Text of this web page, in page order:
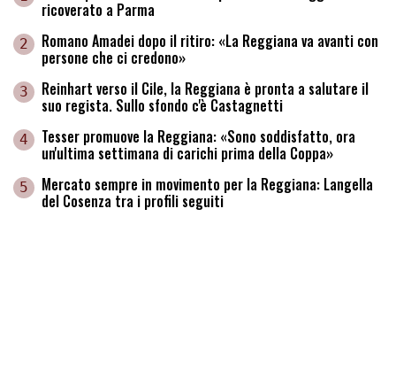
ricoverato a Parma
2 Romano Amadei dopo il ritiro: «La Reggiana va avanti con
persone che ci credono»
3 Reinhart verso il Cile, la Reggiana è pronta a salutare il
suo regista. Sullo sfondo c'è Castagnetti
4 Tesser promuove la Reggiana: «Sono soddisfatto, ora
un'ultima settimana di carichi prima della Coppa»
5 Mercato sempre in movimento per la Reggiana: Langella
del Cosenza tra i profili seguiti